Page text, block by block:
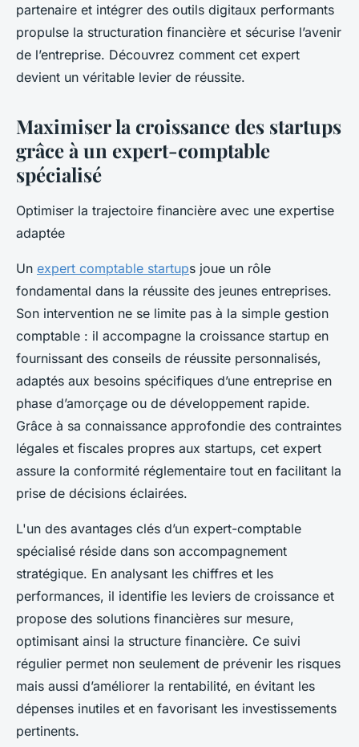
partenaire et intégrer des outils digitaux performants
propulse la structuration financière et sécurise l’avenir
de l’entreprise. Découvrez comment cet expert
devient un véritable levier de réussite.
Maximiser la croissance des startups
grâce à un expert-comptable
spécialisé
Optimiser la trajectoire financière avec une expertise
adaptée
Un expert comptable startups joue un rôle
fondamental dans la réussite des jeunes entreprises.
Son intervention ne se limite pas à la simple gestion
comptable : il accompagne la croissance startup en
fournissant des conseils de réussite personnalisés,
adaptés aux besoins spécifiques d’une entreprise en
phase d’amorçage ou de développement rapide.
Grâce à sa connaissance approfondie des contraintes
légales et fiscales propres aux startups, cet expert
assure la conformité réglementaire tout en facilitant la
prise de décisions éclairées.
L'un des avantages clés d’un expert-comptable
spécialisé réside dans son accompagnement
stratégique. En analysant les chiffres et les
performances, il identifie les leviers de croissance et
propose des solutions financières sur mesure,
optimisant ainsi la structure financière. Ce suivi
régulier permet non seulement de prévenir les risques
mais aussi d’améliorer la rentabilité, en évitant les
dépenses inutiles et en favorisant les investissements
pertinents.